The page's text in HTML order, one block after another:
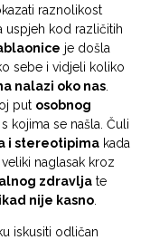
raznolikost
uspjeh kod različitih
je došla
sebe i vidjeli koliko
nalazi oko nas
put osobnog
kojima se našla. Čuli
i stereotipima kada
naglasak kroz
zdravlja te
nije kasno
iskusiti odličan